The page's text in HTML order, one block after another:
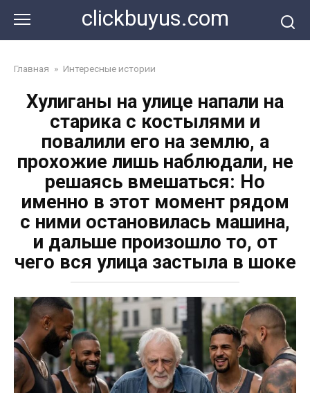
контенту
clickbuyus.com
Главная » Интересные истории
Хулиганы на улице напали на
старика с костылями и
повалили его на землю, а
прохожие лишь наблюдали, не
решаясь вмешаться: Но
именно в этот момент рядом
с ними остановилась машина,
и дальше произошло то, от
чего вся улица застыла в шоке